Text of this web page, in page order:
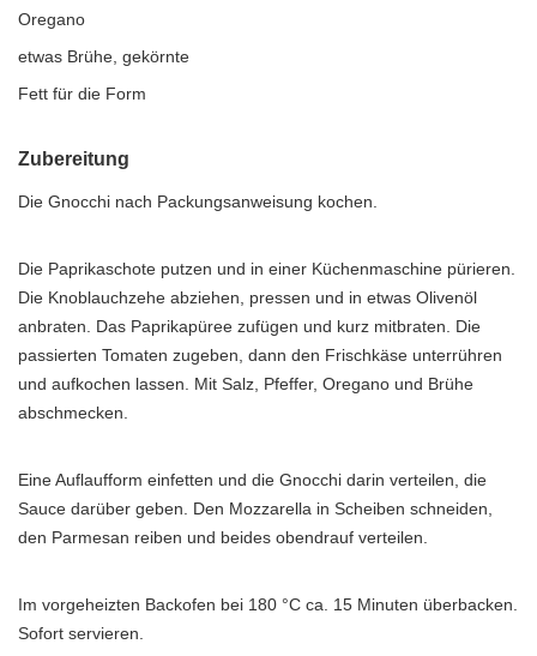
Oregano
etwas Brühe, gekörnte
Fett für die Form
Zubereitung
Die Gnocchi nach Packungsanweisung kochen.
Die Paprikaschote putzen und in einer Küchenmaschine pürieren.
Die Knoblauchzehe abziehen, pressen und in etwas Olivenöl
anbraten. Das Paprikapüree zufügen und kurz mitbraten. Die
passierten Tomaten zugeben, dann den Frischkäse unterrühren
und aufkochen lassen. Mit Salz, Pfeffer, Oregano und Brühe
abschmecken.
Eine Auflaufform einfetten und die Gnocchi darin verteilen, die
Sauce darüber geben. Den Mozzarella in Scheiben schneiden,
den Parmesan reiben und beides obendrauf verteilen.
Im vorgeheizten Backofen bei 180 °C ca. 15 Minuten überbacken.
Sofort servieren.